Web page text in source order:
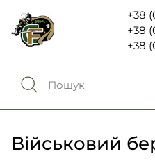
+38
+38
+38
Військовий